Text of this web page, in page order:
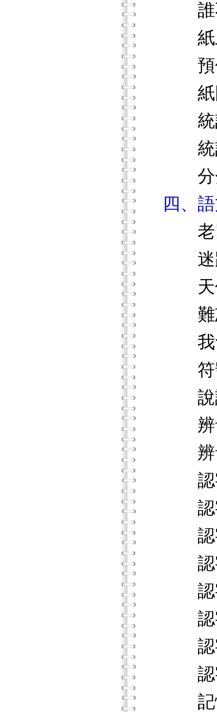
誰不
紙上
預估
紙圓
統計
統計
分
四、
老鼠
迷路
天使
難忘
我會
符號
說說
辨音
辨音
認字
認字
認字
認字
認字
認字
認字
認字
記憶